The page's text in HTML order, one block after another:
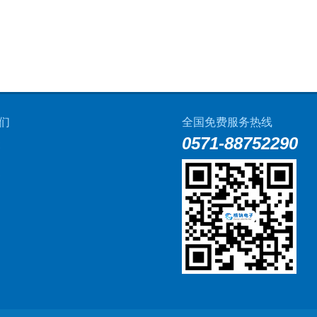
全国免费服务热线
0571-88752290